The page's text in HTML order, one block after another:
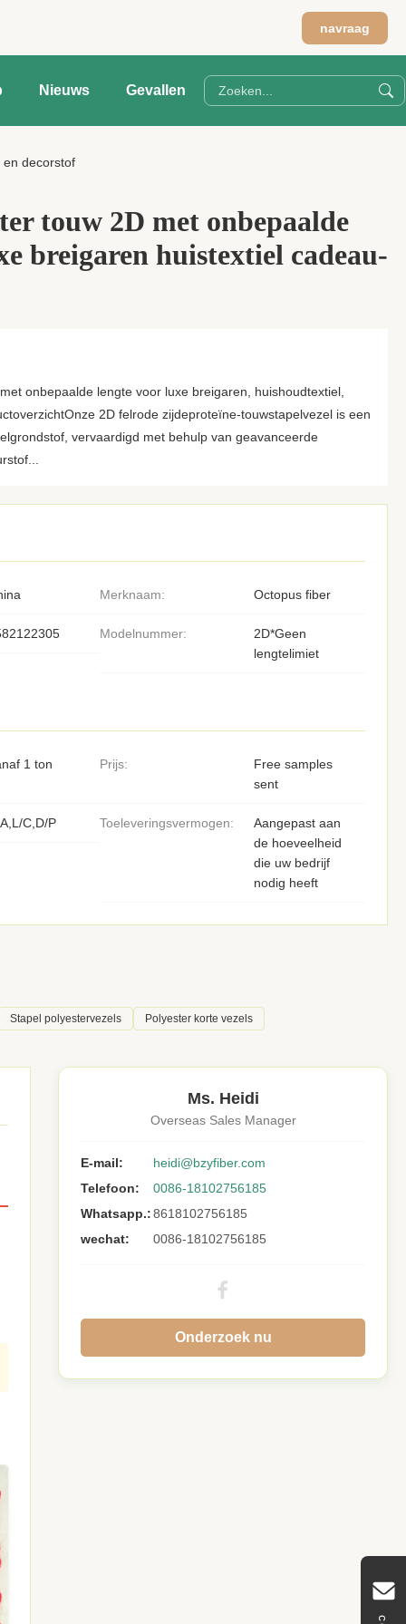
navraag
Nieuws Gevallen
decorstof
touw 2D met onbepaalde
breigaren huistextiel cadeau-
onbepaalde lengte voor luxe breigaren, huishoudtextiel,
2D felrode zijdeproteïne-touwstapelvezel is een
vervaardigd met behulp van geavanceerde
Merknaam: Octopus fiber
Modelnummer:
2D*Geen
lengtelimiet
1 ton Prijs:
Free samples
sent
C,D/P Toeleveringsvermogen:
Aangepast aan
de hoeveelheid
die uw bedrijf
nodig heeft
Stapel polyestervezels Polyester korte vezels
Ms. Heidi
Overseas Sales Manager
E-mail:
heidi@bzyfiber.com
Telefoon:
0086-18102756185
Whatsapp.:8618102756185
wechat:
0086-18102756185
Onderzoek nu